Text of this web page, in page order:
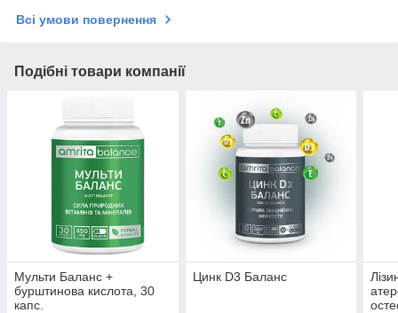
Всі умови повернення
Подібні товари компанії
Мульти Баланс +
бурштинова кислота, 30
капс.
Цинк D3 Баланс